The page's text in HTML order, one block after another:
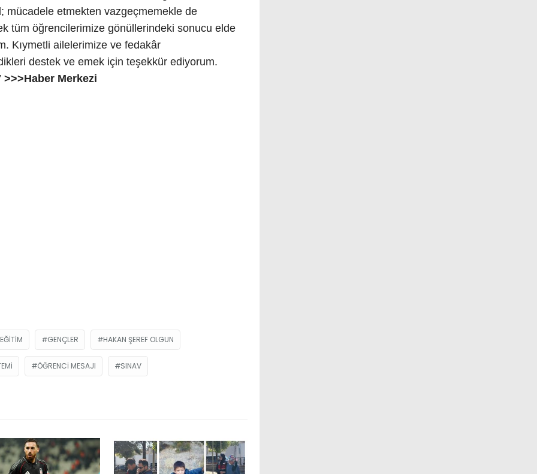
mücadele etmekten vazgeçmemekle de
tüm öğrencilerimize gönüllerindeki sonucu elde
Kıymetli ailelerimize ve fedakâr
destek ve emek için teşekkür ediyorum.
>>>Haber Merkezi
EĞITIM GENÇLER HAKAN ŞEREF OLGUN
ÖĞRENCI MESAJI SINAV